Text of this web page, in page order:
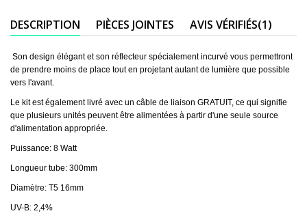
DESCRIPTION PIÈCES JOINTES AVIS VÉRIFIÉS(1)
Son design élégant et son réflecteur spécialement incurvé vous permettront
de prendre moins de place tout en projetant autant de lumière que possible
vers l'avant.
Le kit est également livré avec un câble de liaison GRATUIT, ce qui signifie
que plusieurs unités peuvent être alimentées à partir d'une seule source
d'alimentation appropriée.
Puissance: 8 Watt
Longueur tube: 300mm
Diamètre: T5 16mm
UV-B: 2,4%